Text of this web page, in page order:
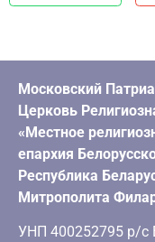
Московский
Церковь
«Местное
епархия
Республика
Митрополита
УНП 400252795 р/с